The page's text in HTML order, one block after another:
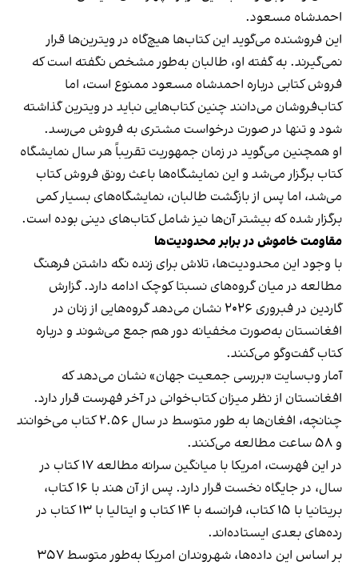
احمدشاه مسعود.
این فروشنده می‌گوید این کتاب‌ها هیچ‌گاه در ویترین‌ها قرار
نمی‌گیرند. به گفته او، طالبان به‌طور مشخص نگفته است که
فروش کتابی درباره احمدشاه مسعود ممنوع است، اما
کتاب‌فروشان می‌دانند چنین کتاب‌هایی نباید در ویترین گذاشته
شود و تنها در صورت درخواست مشتری به فروش می‌رسد.
او همچنین می‌گوید در زمان جمهوریت تقریباً هر سال نمایشگاه
کتاب برگزار می‌شد و این نمایشگاه‌ها باعث رونق فروش کتاب
می‌شد، اما پس از بازگشت طالبان، نمایشگاه‌های بسیار کمی
برگزار شده که بیشتر آن‌ها نیز شامل کتاب‌های دینی بوده است.
مقاومت خاموش در برابر محدودیت‌ها
با وجود این محدودیت‌ها، تلاش برای زنده نگه داشتن فرهنگ
مطالعه در میان گروه‌های نسبتا کوچک ادامه دارد. گزارش
گاردین در فبروری ۲۰۲۶ نشان می‌دهد گروه‌هایی از زنان در
افغانستان به‌صورت مخفیانه دور هم جمع می‌شوند و درباره
کتاب‌ گفت‌وگو می‌کنند.
آمار وب‌سایت «بررسی جمعیت جهان» نشان می‌دهد که
افغانستان از نظر میزان کتاب‌خوانی در آخر فهرست قرار دارد.
چنانچه، افغان‌ها به طور متوسط در سال ۲.۵۶ کتاب می‌خوانند
و ۵۸ ساعت مطالعه می‌کنند.
در این فهرست، امریکا با میانگین سرانه مطالعه ۱۷ کتاب در
سال، در جایگاه نخست قرار دارد. پس از آن هند با ۱۶ کتاب،
بریتانیا با ۱۵ کتاب، فرانسه با ۱۴ کتاب و ایتالیا با ۱۳ کتاب در
رده‌های بعدی ایستاده‌اند.
بر اساس این داده‌ها، شهروندان امریکا به‌طور متوسط ۳۵۷